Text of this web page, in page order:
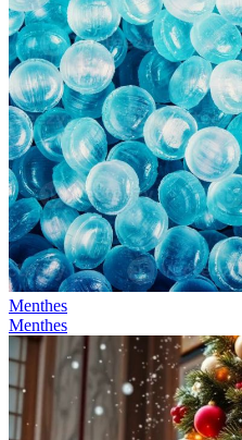
Menthes
Menthes